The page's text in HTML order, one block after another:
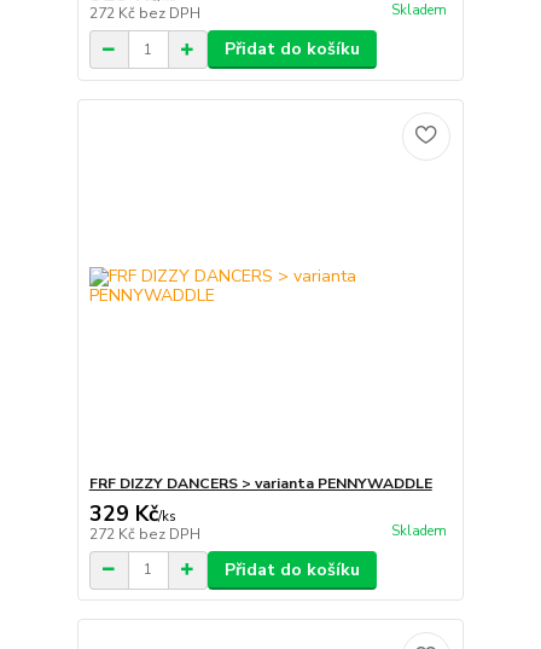
272 Kč bez DPH Skladem
Přidat do košíku
FRF DIZZY DANCERS > varianta PENNYWADDLE
329 Kč/ks
272 Kč bez DPH Skladem
Přidat do košíku